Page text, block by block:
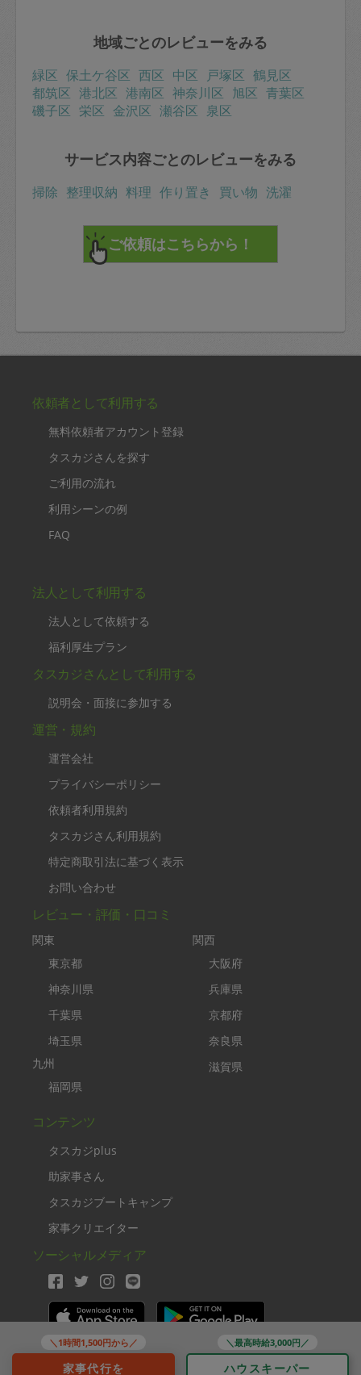
＼1時間1,500円から／
家事代行を
＼最高時給3,000円／
ハウスキーパー
地域ごとのレビューをみる
緑区 保土ケ谷区 西区 中区 戸塚区 鶴見区
都筑区 港北区 港南区 神奈川区 旭区 青葉区
磯子区 栄区 金沢区 瀬谷区 泉区
サービス内容ごとのレビューをみる
掃除 整理収納 料理 作り置き 買い物 洗濯
依頼者として利用する
無料依頼者アカウント登録
タスカジさんを探す
ご利用の流れ
利用シーンの例
FAQ
法人として利用する
法人として依頼する
福利厚生プラン
タスカジさんとして利用する
説明会・面接に参加する
運営・規約
運営会社
プライバシーポリシー
依頼者利用規約
タスカジさん利用規約
特定商取引法に基づく表示
お問い合わせ
レビュー・評価・口コミ
関東
東京都
神奈川県
千葉県
埼玉県
九州
福岡県
関西
大阪府
兵庫県
京都府
奈良県
滋賀県
コンテンツ
タスカジplus
助家事さん
タスカジブートキャンプ
家事クリエイター
ソーシャルメディア